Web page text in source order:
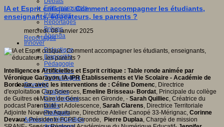
Faits marquants
Interviews
Reportages
Brèves
Agenda
Innover
Didactique
Dispositifs
Pédagogie
Recherche
Technologies
Savoir(s)
Analyses
Conférences
Outils
Pratiques
Acteurs de l'éducation
IA et Esprit critique : Comment accompagner les étudiants,
enseignants, éducateurs, les parents ?
mercredi, 08 janvier 2025
Reportages
Intelligences Artificielles et Esprit critique : Table ronde animée par
Véronique Carayon, IA-IPR Établissements et Vie Scolaire - Académie de
Bordeaux, avec les interventions de : Céline Domenc, Directrice
d'exploitation Cap Sciences, Emeline Brisseau- Bordat, Principale du collège
de Guitres et Maire de Génissac en Gironde, - Sarah Quilliec, Créatrice du
podcast Parentalité et Adolescence, Sarah Clarens, Directrice Territoriale
Adjointe Nouvelle Aquitaine, Directrice Atelier Canopé 33-Mérignac, Corinne
Devaux, Présidente FCPE Gironde, Pierre Duplaa, Chargé de mission